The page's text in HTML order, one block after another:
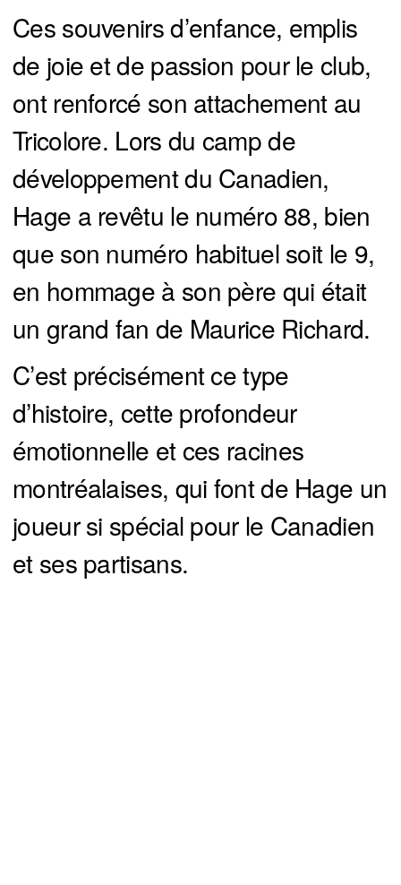
Ces souvenirs d’enfance, emplis
de joie et de passion pour le club,
ont renforcé son attachement au
Tricolore. Lors du camp de
développement du Canadien,
Hage a revêtu le numéro 88, bien
que son numéro habituel soit le 9,
en hommage à son père qui était
un grand fan de Maurice Richard.
C’est précisément ce type
d’histoire, cette profondeur
émotionnelle et ces racines
montréalaises, qui font de Hage un
joueur si spécial pour le Canadien
et ses partisans.